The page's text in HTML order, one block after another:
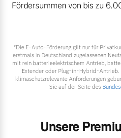
Fördersummen von bis zu
*Die E‑Auto-Förderung gilt nur für
erstmals in Deutschland zugelassenen
mit rein batterieelektrischem Antrieb,
Extender oder Plug-in-Hybrid-Antrieb.
klimaschutzrelevante Anforderungen
Sie auf der Seite des
Unsere